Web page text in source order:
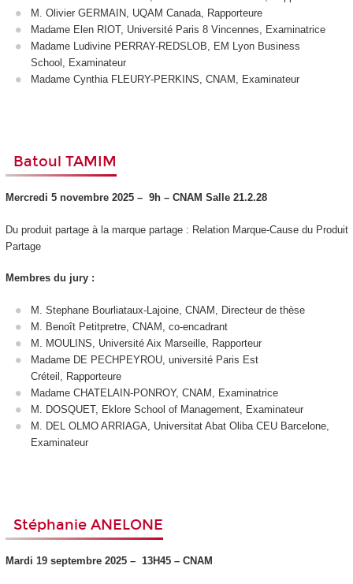
M. Olivier GERMAIN, UQAM Canada, Rapporteure
Madame Elen RIOT, Université Paris 8 Vincennes, Examinatrice
Madame Ludivine PERRAY-REDSLOB, EM Lyon Business
School, Examinateur
Madame Cynthia FLEURY-PERKINS, CNAM, Examinateur
Batoul TAMIM
Mercredi 5 novembre 2025 –9h – CNAM Salle 21.2.28
Du produit partage à la marque partage : Relation Marque-Cause du Produit
Partage
Membres du jury :
M. Stephane Bourliataux-Lajoine, CNAM, Directeur de thèse
M. Benoît Petitpretre, CNAM, co-encadrant
M. MOULINS, Université Aix Marseille, Rapporteur
Madame DE PECHPEYROU, université Paris Est
Créteil, Rapporteure
Madame CHATELAIN-PONROY, CNAM, Examinatrice
M. DOSQUET, Eklore School of Management, Examinateur
M. DEL OLMO ARRIAGA, Universitat Abat Oliba CEU Barcelone,
Examinateur
Stéphanie ANELONE
Mardi 19 septembre 2025 –13H45 – CNAM